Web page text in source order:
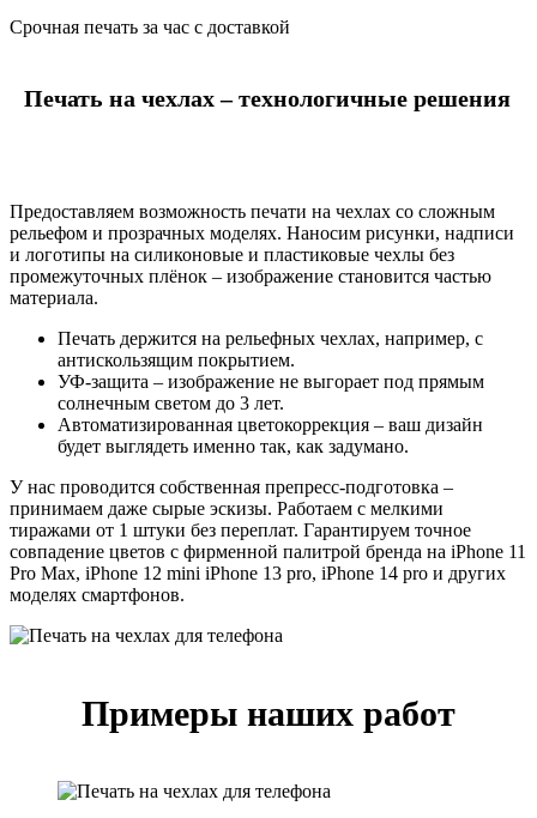
Срочная печать за час с доставкой
Печать на чехлах – технологичные решения
Предоставляем возможность печати на чехлах со сложным
рельефом и прозрачных моделях. Наносим рисунки, надписи
и логотипы на силиконовые и пластиковые чехлы без
промежуточных плёнок – изображение становится частью
материала.
Печать держится на рельефных чехлах, например, с
антискользящим покрытием.
УФ-защита – изображение не выгорает под прямым
солнечным светом до 3 лет.
Автоматизированная цветокоррекция – ваш дизайн
будет выглядеть именно так, как задумано.
У нас проводится собственная препресс-подготовка –
принимаем даже сырые эскизы. Работаем с мелкими
тиражами от 1 штуки без переплат. Гарантируем точное
совпадение цветов с фирменной палитрой бренда на iPhone 11
Pro Max, iPhone 12 mini iPhone 13 pro, iPhone 14 pro и других
моделях смартфонов.
Примеры наших работ